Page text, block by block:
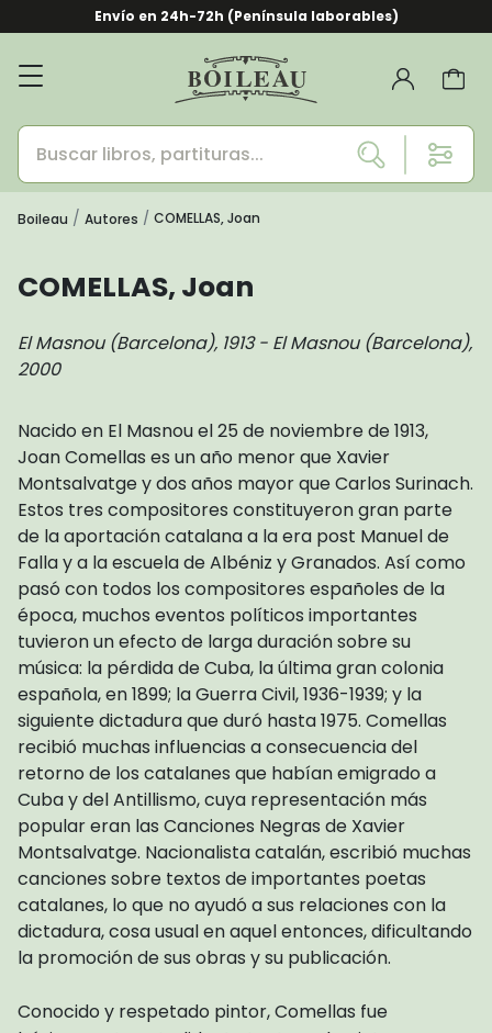
Envío en 24h-72h (Península laborables)
Boileau Autores COMELLAS, Joan
COMELLAS, Joan
El Masnou (Barcelona), 1913 - El Masnou (Barcelona),
2000
Nacido en El Masnou el 25 de noviembre de 1913,
Joan Comellas es un año menor que Xavier
Montsalvatge y dos años mayor que Carlos Surinach.
Estos tres compositores constituyeron gran parte
de la aportación catalana a la era post Manuel de
Falla y a la escuela de Albéniz y Granados. Así como
pasó con todos los compositores españoles de la
época, muchos eventos políticos importantes
tuvieron un efecto de larga duración sobre su
música: la pérdida de Cuba, la última gran colonia
española, en 1899; la Guerra Civil, 1936-1939; y la
siguiente dictadura que duró hasta 1975. Comellas
recibió muchas influencias a consecuencia del
retorno de los catalanes que habían emigrado a
Cuba y del Antillismo, cuya representación más
popular eran las Canciones Negras de Xavier
Montsalvatge. Nacionalista catalán, escribió muchas
canciones sobre textos de importantes poetas
catalanes, lo que no ayudó a sus relaciones con la
dictadura, cosa usual en aquel entonces, dificultando
la promoción de sus obras y su publicación.
Conocido y respetado pintor, Comellas fue